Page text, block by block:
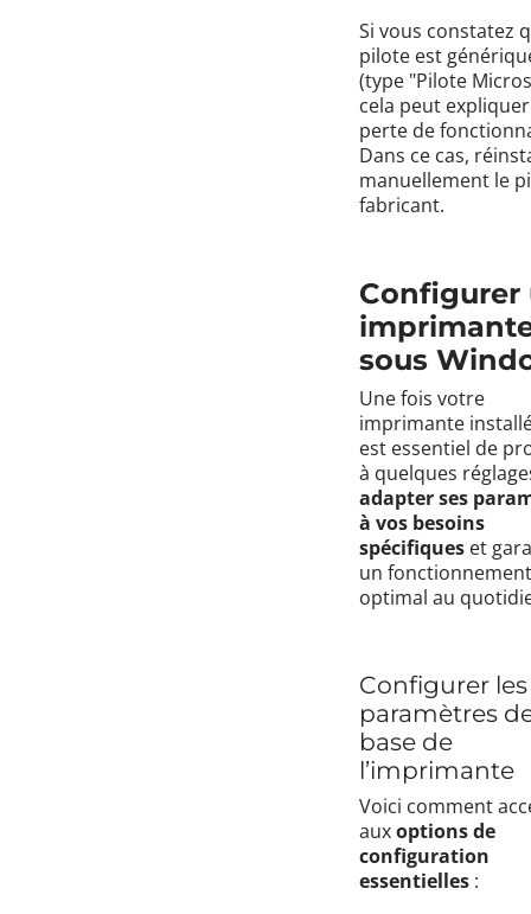
Si vous constatez
pilote est
(type "Pilote
cela peut
perte de
Dans ce cas,
manuellement le
fabricant.
Configurer
sous
Une fois votre
imprimante
est essentiel de
à quelques
adapter ses
à vos besoins
spécifiques et
un fonctionnement
optimal au
Configurer les
paramètres
base de
l’imprimante
Voici comment
auxoptions de
configuration
essentielles :